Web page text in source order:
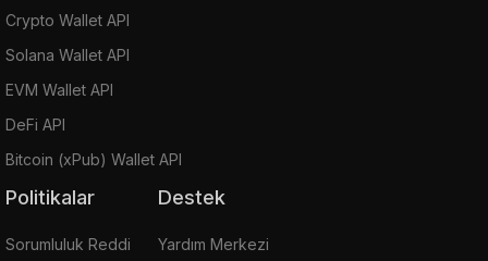
Crypto Wallet API
Solana Wallet API
EVM Wallet API
DeFi API
Bitcoin (xPub) Wallet API
Politikalar
Sorumluluk Reddi
Destek
Yardım Merkezi